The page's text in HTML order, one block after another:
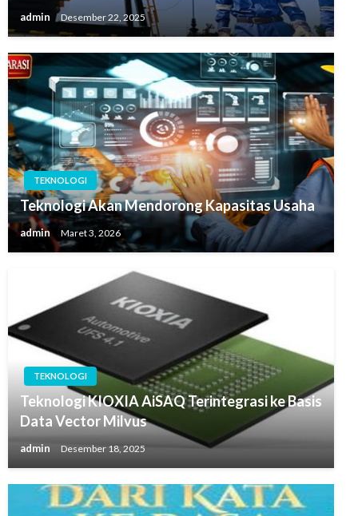
admin Desember 22, 2025
TEKNOLOGI
Teknologi Akan Mendorong Kapasitas Usaha
admin Maret 3, 2026
TEKNOLOGI
Teknologi KIOXIA AiSAQ Terintegrasi ke Basis
Data Vector Milvus
admin Desember 18, 2025